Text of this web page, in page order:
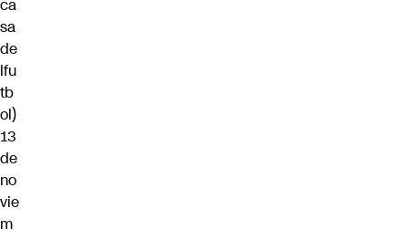
ca
sa
de
lfu
tb
ol)
13
de
no
vie
m